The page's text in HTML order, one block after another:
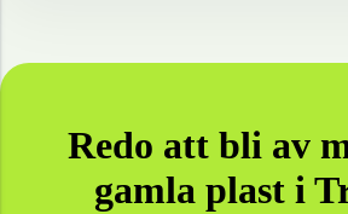
Redo att bli av
gamla plasti